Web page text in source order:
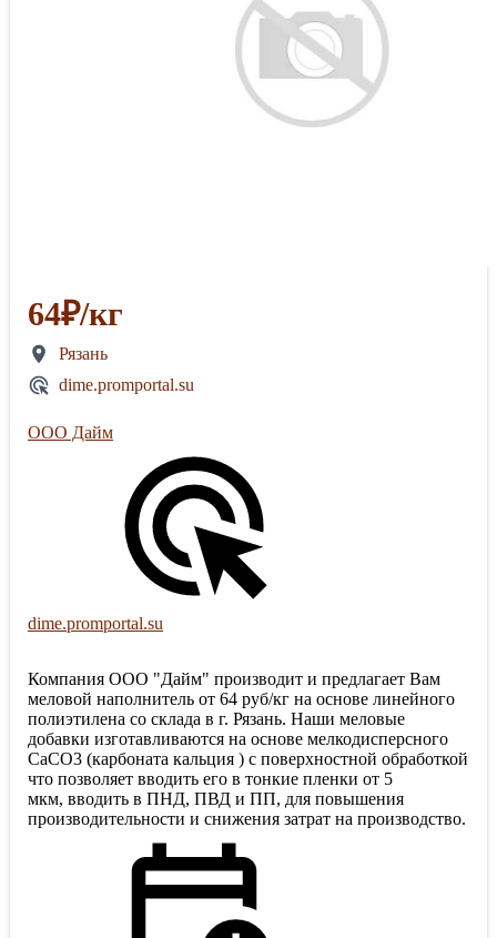
64₽/кг
Рязань
dime.promportal.su
ООО Дайм
dime.promportal.su
Компания ООО "Дайм" производит и предлагает Вам
меловой наполнитель от 64 руб/кг на основе линейного
полиэтилена со склада в г. Рязань. Наши меловые
добавки изготавливаются на основе мелкодисперсного
CaCO3 (карбоната кальция ) с поверхностной обработкой
что позволяет вводить его в тонкие пленки от 5
мкм, вводить в ПНД, ПВД и ПП, для повышения
производительности и снижения затрат на производство.